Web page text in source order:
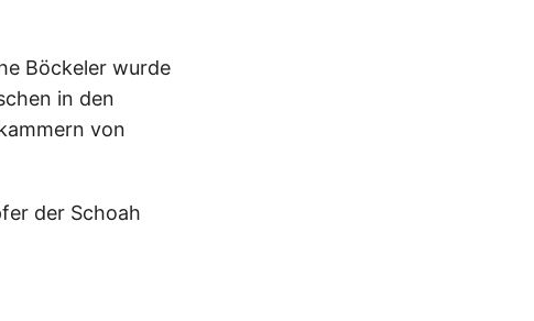
Böckeler wurde
in den
von
der Schoah